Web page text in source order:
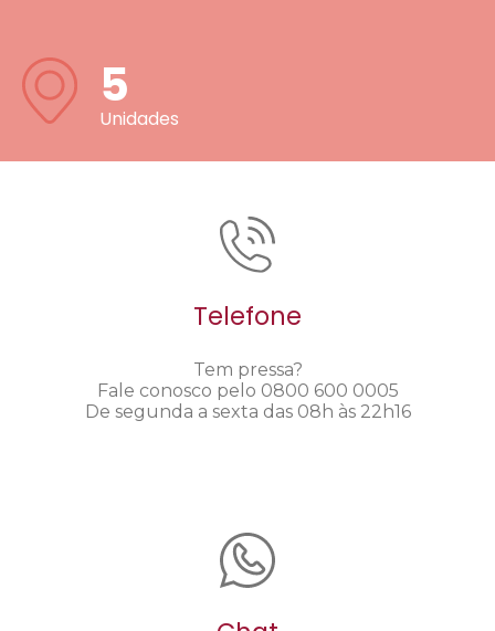
5
Unidades
Telefone
Tem pressa?
Fale conosco pelo 0800 600 0005
De segunda a sexta das 08h às 22h16